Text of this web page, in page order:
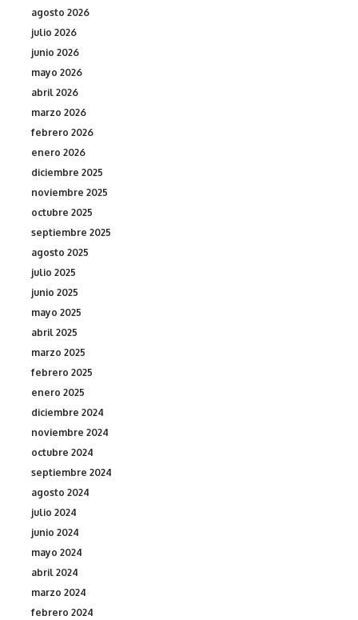
agosto 2026
julio 2026
junio 2026
mayo 2026
abril 2026
marzo 2026
febrero 2026
enero 2026
diciembre 2025
noviembre 2025
octubre 2025
septiembre 2025
agosto 2025
julio 2025
junio 2025
mayo 2025
abril 2025
marzo 2025
febrero 2025
enero 2025
diciembre 2024
noviembre 2024
octubre 2024
septiembre 2024
agosto 2024
julio 2024
junio 2024
mayo 2024
abril 2024
marzo 2024
febrero 2024